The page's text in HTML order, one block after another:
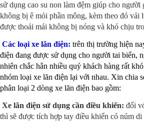
sử dụng cao su non làm đệm giúp cho
không bị ê mỏi phần mông, kèm theo đó
được thoải mái không bị nóng và khó chịu
Các loại xe lăn điện: trên thị trường hiện
điện đang được sử dụng cho người tai biến,
nhiên chắc hẳn nhiều quý khách hàng rất
nhóm loại xe lăn điện lại với nhau. Xin chia
phân loại 2 dòng xe lăn điện bao gồm:
Xe lăn điện sử dụng cần điều khiển: đối
thì sẽ được tích hợp tay điều khiển có núm